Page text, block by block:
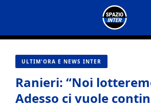
contenuto
ULTIM'ORA E NEWS INTER
Ranieri: “Noi
Adesso ci vuole